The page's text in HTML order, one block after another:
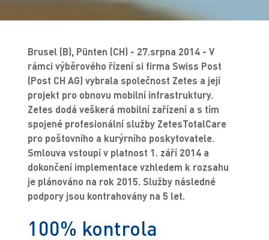
Brusel (B), Pünten (CH) - 27.srpna 2014 - V
rámci výběrového řízení si firma Swiss Post
(Post CH AG) vybrala společnost Zetes a její
projekt pro obnovu mobilní infrastruktury.
Zetes dodá veškerá mobilní zařízení a s tím
spojené profesionální služby ZetesTotalCare
pro poštovního a kurýrního poskytovatele.
Smlouva vstoupí v platnost 1. září 2014 a
dokončení implementace vzhledem k rozsahu
je plánováno na rok 2015. Služby následné
podpory jsou kontrahovány na 5 let.
100% kontrola